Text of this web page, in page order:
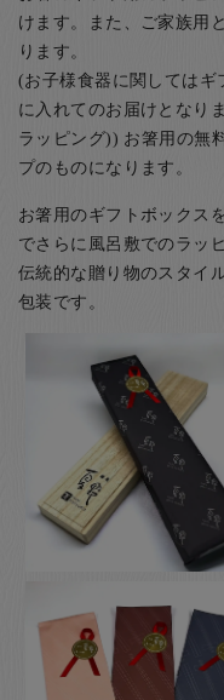
けます。また、ご家族用
ります。
(お子様食器に関しては
に入れてのお届けとなり
ラッピング)) お箸用の無
プのものになります。
お箸用のギフトボックス
でさらに風呂敷でのラッ
伝統的な贈り物のスタイ
包装です。